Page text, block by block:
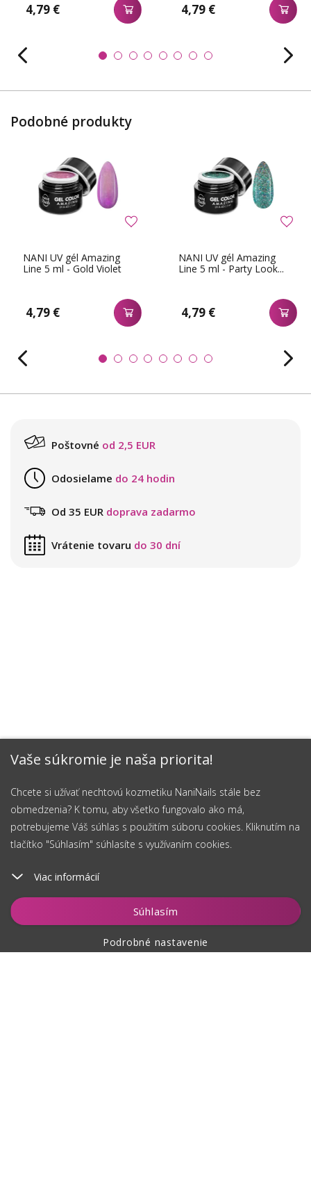
Vaše súkromie je naša priorita!
Chcete si užívať nechtovú kozmetiku NaniNails stále bez
obmedzenia? K tomu, aby všetko fungovalo ako má,
potrebujeme Váš súhlas s použitím súboru cookies. Kliknutím na
tlačítko "Súhlasím" súhlasíte s využívaním cookies.
Viac informácií
Súhlasím
Podrobné nastavenie
Vložiť do košíka
4,79 € 4,79 €
Podobné produkty
NANI UV gél Amazing
Line 5 ml - Gold Violet
4,79 €
NANI UV gél Amazing
Line 5 ml - Party Look...
4,79 €
Poštovné od 2,5 EUR
Odosielame do 24 hodin
Od 35 EUR doprava zadarmo
Vrátenie tovaru do 30 dní